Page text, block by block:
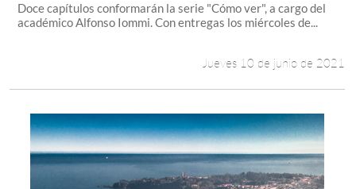
Doce capítulos conformarán la serie "Cómo ver", a cargo del
académico Alfonso Iommi. Con entregas los miércoles de...
Jueves 10 de junio de 2021